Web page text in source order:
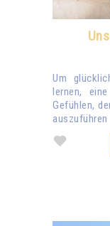
Um
lernen,
Gefühlen,
auszuführen